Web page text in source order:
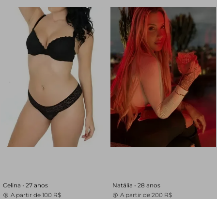
Celina • 27 anos
A partir de 100 R$
Natália • 28 anos
A partir de 200 R$